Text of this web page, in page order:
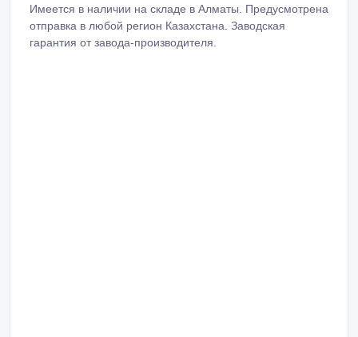
Имеется в наличии на складе в Алматы. Предусмотрена
отправка в любой регион Казахстана. Заводская
гарантия от завода-производителя.